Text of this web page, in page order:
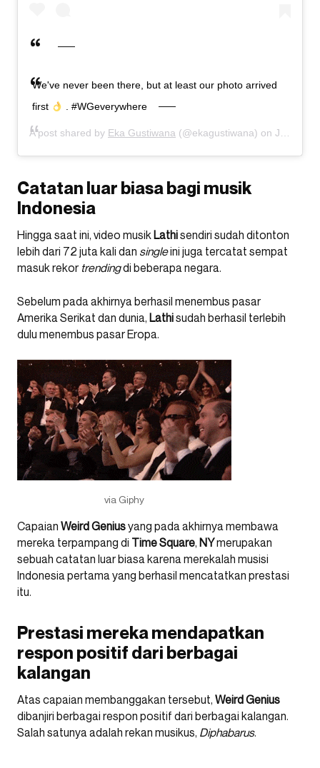
We've never been there, but at least our photo arrived
first
. #WGeverywhere
A post shared by Eka Gustiwana (@ekagustiwana) on Jul 11, 2020 at 9:34pm PDT
Catatan luar biasa bagi musik
Indonesia
Hingga saat ini, video musik Lathisendiri sudah ditonton
lebih dari 72 juta kali dan singleini juga tercatat sempat
masuk rekor trendingdi beberapa negara.
Sebelum pada akhirnya berhasil menembus pasar
Amerika Serikat dan dunia, Lathisudah berhasil terlebih
dulu menembus pasar Eropa.
via Giphy
Capaian WeirdGeniusyang pada akhirnya membawa
mereka terpampang di TimeSquare, NYmerupakan
sebuah catatan luar biasa karena merekalah musisi
Indonesia pertama yang berhasil mencatatkan prestasi
itu.
Prestasi mereka mendapatkan
respon positif dari berbagai
kalangan
Atas capaian membanggakan tersebut, WeirdGenius
dibanjiri berbagai respon positif dari berbagai kalangan.
Salah satunya adalah rekan musikus, Diphabarus.